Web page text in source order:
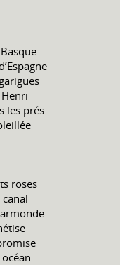
Henri
les prés
roses